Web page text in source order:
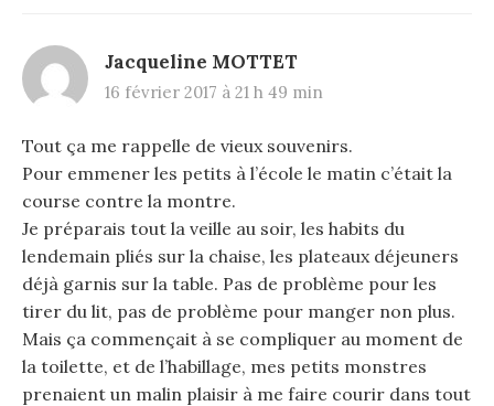
Jacqueline MOTTET
16 février 2017 à 21 h 49 min
Tout ça me rappelle de vieux souvenirs.
Pour emmener les petits à l’école le matin c’était la
course contre la montre.
Je préparais tout la veille au soir, les habits du
lendemain pliés sur la chaise, les plateaux déjeuners
déjà garnis sur la table. Pas de problème pour les
tirer du lit, pas de problème pour manger non plus.
Mais ça commençait à se compliquer au moment de
la toilette, et de l’habillage, mes petits monstres
prenaient un malin plaisir à me faire courir dans tout